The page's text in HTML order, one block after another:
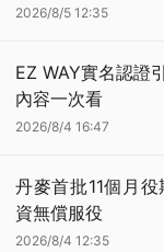
2026/8/5 12:35
EZ WAY實名認證
內容一次看
2026/8/4 16:47
丹麥首批11個月
資無償服役
2026/8/4 12:35